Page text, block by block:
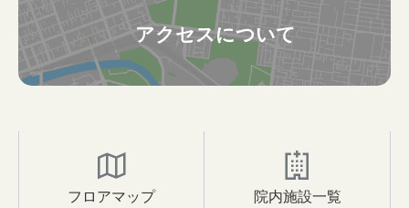
アクセスについて
フロアマップ 院内施設一覧